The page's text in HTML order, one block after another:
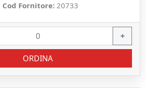
Cod Fornitore: 20733
+
ORDINA